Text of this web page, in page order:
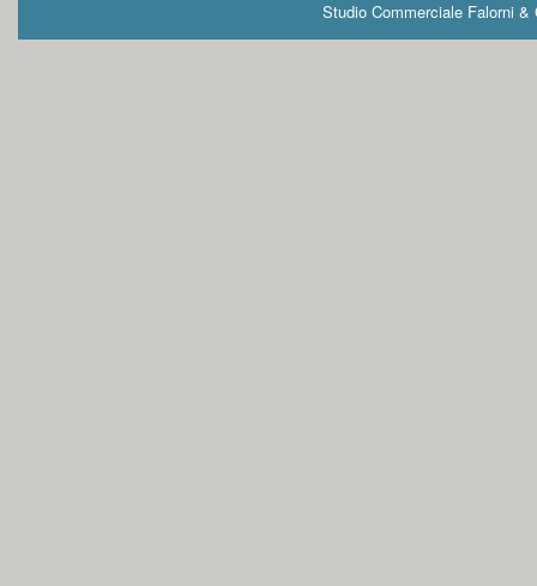
Studio Commerciale Falorni